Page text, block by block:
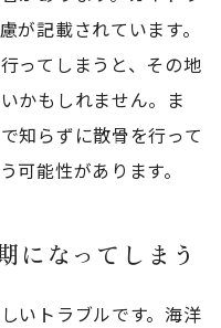
が記載されています。
ってしまうと、その地
かもしれません。ま
知らずに散骨を行って
可能性があります。
になってしまう
いトラブルです。海洋